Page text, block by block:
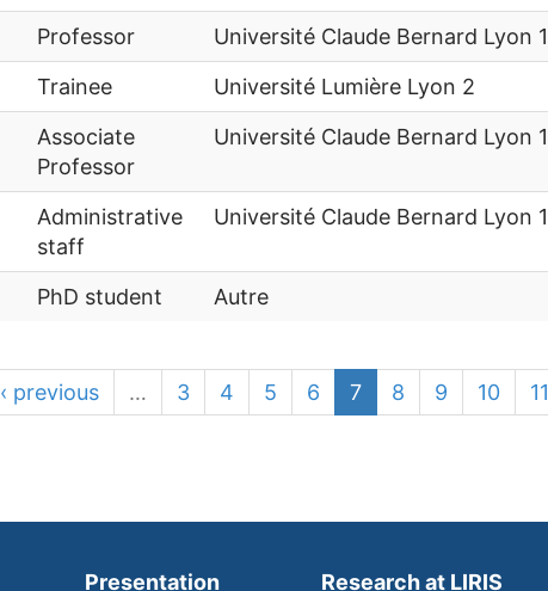
Professor Université Claude Bernard Lyon 1
Trainee Université Lumière Lyon 2
Associate
Professor
Université Claude Bernard Lyon 1
Administrative
staff
Université Claude Bernard Lyon 1
PhD student Autre
‹ previous … 3 4 5 6 7 8 9 10 11
Presentation Research at LIRIS